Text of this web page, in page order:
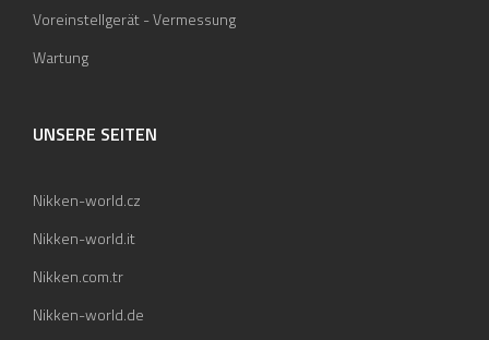
Voreinstellgerät - Vermessung
Wartung
UNSERE SEITEN
Nikken-world.cz
Nikken-world.it
Nikken.com.tr
Nikken-world.de